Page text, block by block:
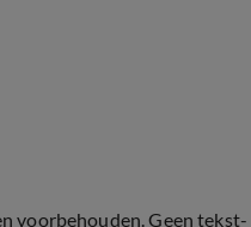
voorbehouden. Geen tekst-